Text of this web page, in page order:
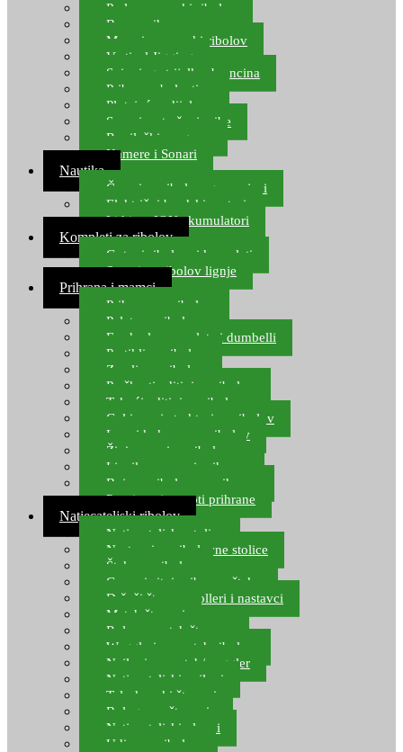
Perle za morski ribolov
Brum prihrana za more
Mamci za morski ribolov
Vertical Jigging
Spinning strijelke, brancina
Pribor za bolentino
Plutajuća odijela
Sonari za traženje ribe
Ronilački program
Kamere i Sonari
Nautika
Čamci za ribolov, gumenjaci
Električni brodski motori
Lithium ION akumulatori
Kompleti za ribolov
Gotovi ribolovni kompleti
Setovi za ribolov lignje
Prihrana i mamci
Prihrana za ribolov
Pelete za ribolov
Feeder lovne pelete i dumbelli
Partikli za ribolov
Zemlja za ribolov
Praškasti aditivi za ribolov
Tekući aditivi za ribolov
Gel i sprej atraktori za ribolov
Lovni kukuruz za ribolov
Živi mamci za ribolov
Ljepilo za crve i prihranu
Boje za ribolovnu prihranu
Provjereni recepti prihrane
Natjecateljski ribolov
Natjecateljske stolice
Nastavci za ribolovne stolice
Šteke za ribolov
Gume i sitni pribor za šteku
Držači štapova rolleri i nastavci
Match štapovi
Role za match štapove
Waggleri za match ribolov
Najloni za match/waggler
Natjecateljski najloni
Teleskopski štapovi
Bolognese štapovi
Natjecateljski plovci
Udice za ribolov